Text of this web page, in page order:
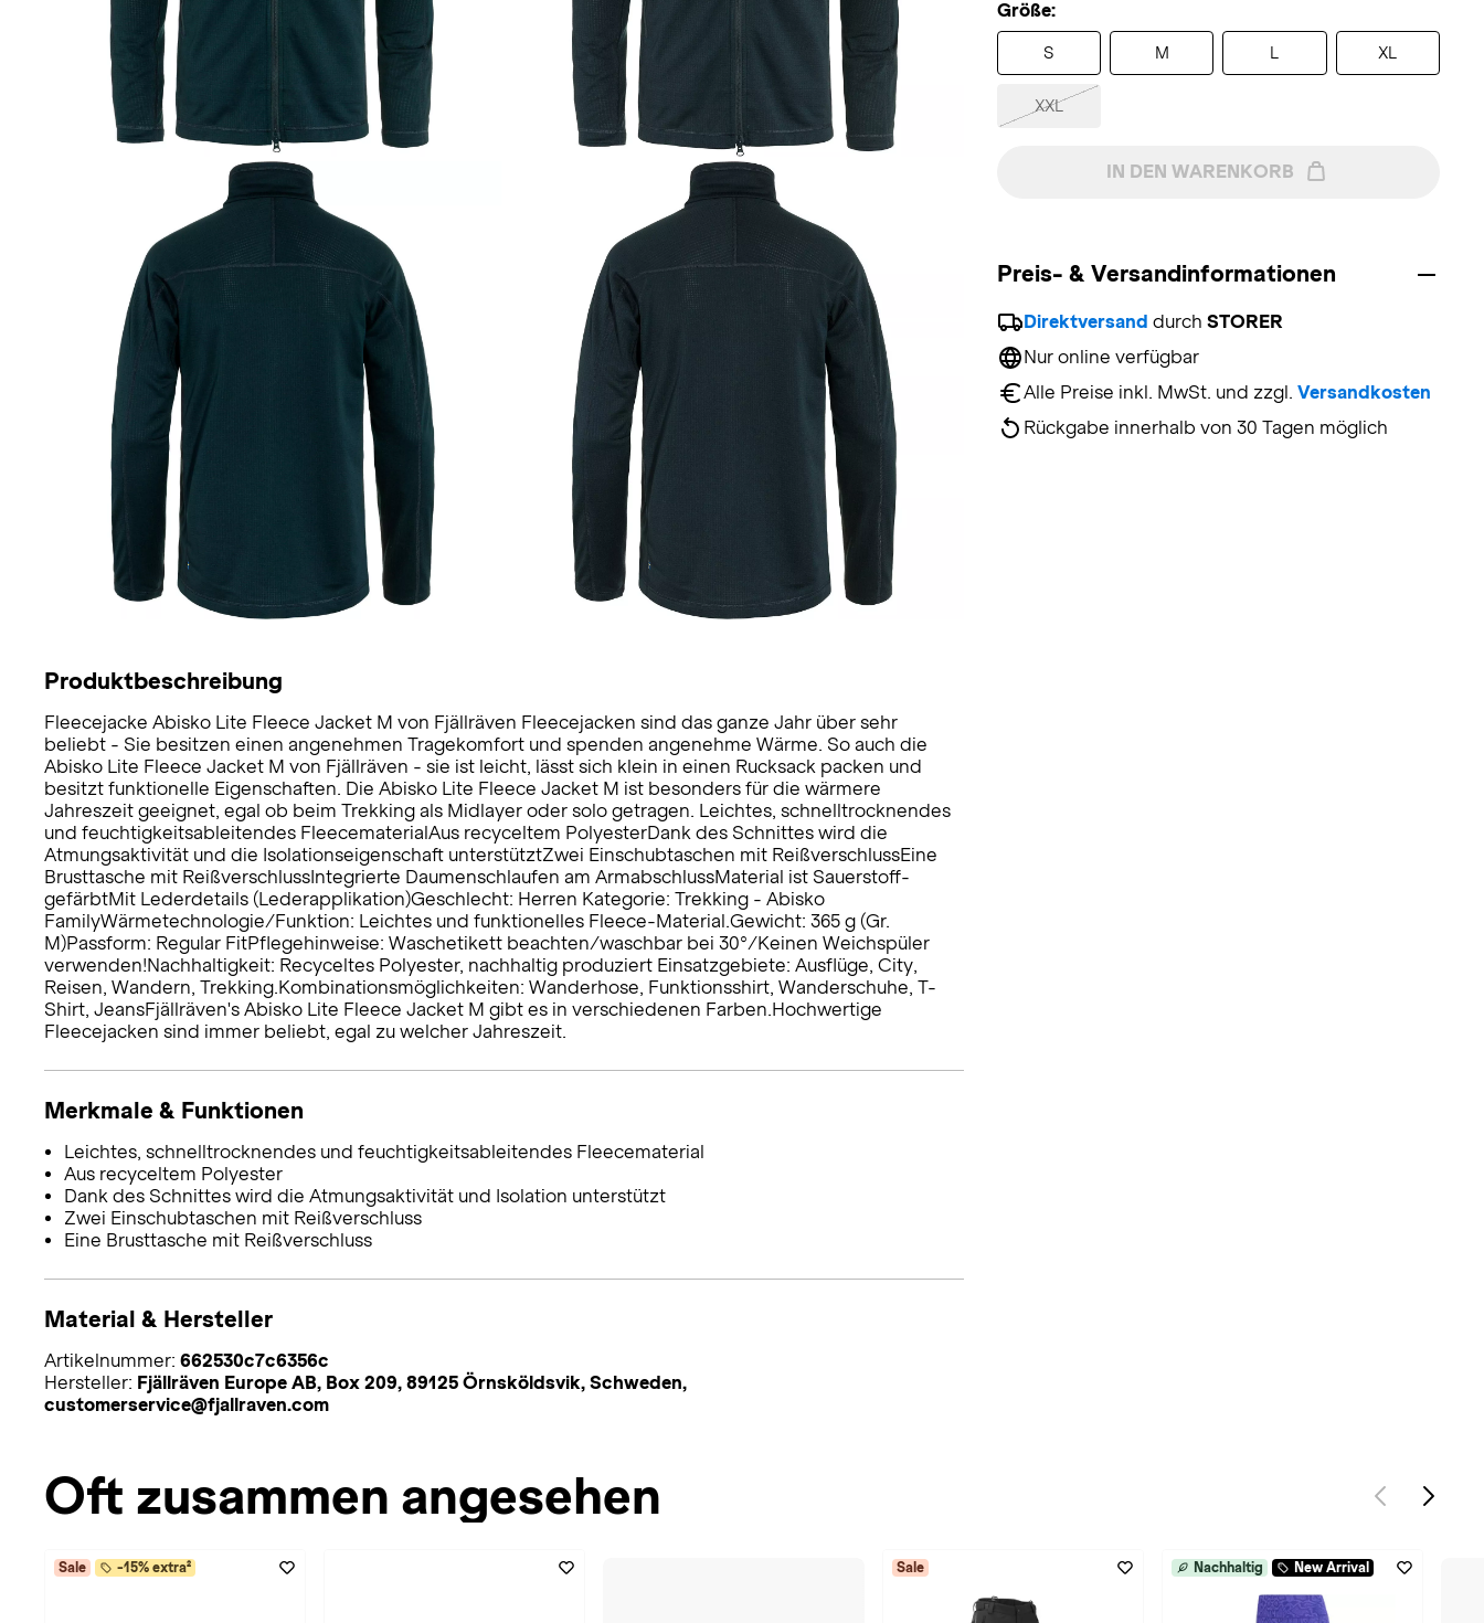
Größe:
S M XL
XXL
IN DEN WARENKORB
Preis- & Versandinformationen
Direktversand durch STORER
Nur online verfügbar
Alle Preise inkl. MwSt. und zzgl. Versandkosten
Rückgabe innerhalb von 30 Tagen möglich
Produktbeschreibung
Fleecejacke Abisko Lite Fleece Jacket M von Fjällräven Fleecejacken sind das ganze Jahr über sehr
beliebt - Sie besitzen einen angenehmen Tragekomfort und spenden angenehme Wärme. So auch die
Abisko Lite Fleece Jacket M von Fjällräven - sie ist leicht, lässt sich klein in einen Rucksack packen und
besitzt funktionelle Eigenschaften. Die Abisko Lite Fleece Jacket M ist besonders für die wärmere
Jahreszeit geeignet, egal ob beim Trekking als Midlayer oder solo getragen. Leichtes, schnelltrocknendes
und feuchtigkeitsableitendes FleecematerialAus recyceltem PolyesterDank des Schnittes wird die
Atmungsaktivität und die Isolationseigenschaft unterstütztZwei Einschubtaschen mit ReißverschlussEine
Brusttasche mit ReißverschlussIntegrierte Daumenschlaufen am ArmabschlussMaterial ist Sauerstoff-
gefärbtMit Lederdetails (Lederapplikation)Geschlecht: Herren Kategorie: Trekking - Abisko
FamilyWärmetechnologie/Funktion: Leichtes und funktionelles Fleece-Material.Gewicht: 365 g (Gr.
M)Passform: Regular FitPflegehinweise: Waschetikett beachten/waschbar bei 30°/Keinen Weichspüler
verwenden!Nachhaltigkeit: Recyceltes Polyester, nachhaltig produziert Einsatzgebiete: Ausflüge, City,
Reisen, Wandern, Trekking.Kombinationsmöglichkeiten: Wanderhose, Funktionsshirt, Wanderschuhe, T-
Shirt, JeansFjällräven's Abisko Lite Fleece Jacket M gibt es in verschiedenen Farben.Hochwertige
Fleecejacken sind immer beliebt, egal zu welcher Jahreszeit.
Merkmale & Funktionen
Leichtes, schnelltrocknendes und feuchtigkeitsableitendes Fleecematerial
Aus recyceltem Polyester
Dank des Schnittes wird die Atmungsaktivität und Isolation unterstützt
Zwei Einschubtaschen mit Reißverschluss
Eine Brusttasche mit Reißverschluss
Material & Hersteller
Artikelnummer: 662530c7c6356c
Hersteller: Fjällräven Europe AB, Box 209, 89125 Örnsköldsvik, Schweden,
customerservice@fjallraven.com
Oft zusammen angesehen
Sale -15% extra² Sale Nachhaltig New Arrival